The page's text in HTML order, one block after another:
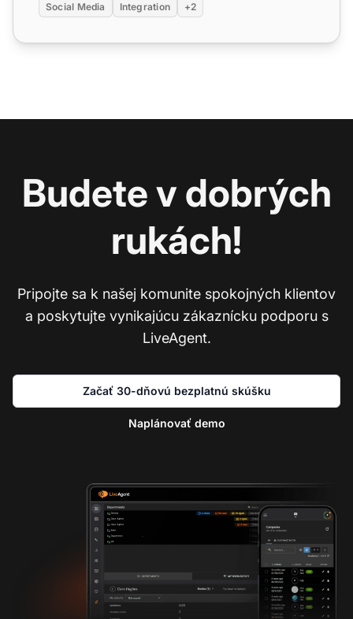
Social Media Integration +2
Budete v dobrých
rukách!
Pripojte sa k našej komunite spokojných klientov
a poskytujte vynikajúcu zákaznícku podporu s
LiveAgent.
Začať 30-dňovú bezplatnú skúšku
Naplánovať demo